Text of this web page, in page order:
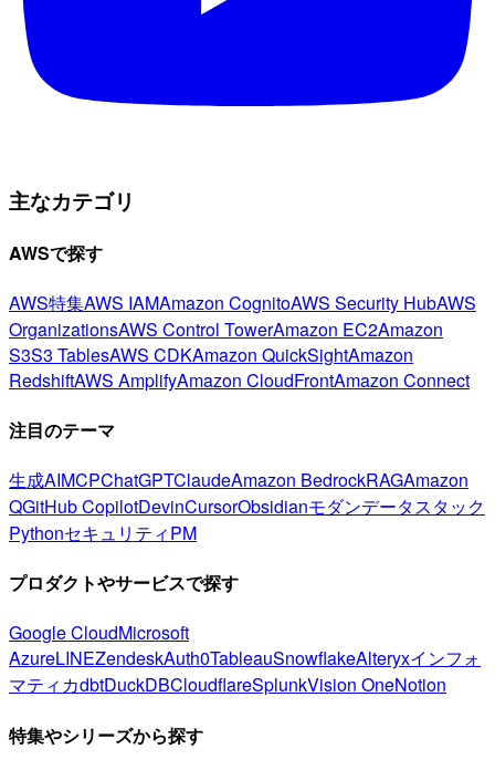
主なカテゴリ
AWSで探す
AWS特集AWS IAMAmazon CognitoAWS Security HubAWS
OrganizationsAWS Control TowerAmazon EC2Amazon
S3S3 TablesAWS CDKAmazon QuickSightAmazon
RedshiftAWS AmplifyAmazon CloudFrontAmazon Connect
注目のテーマ
生成AIMCPChatGPTClaudeAmazon BedrockRAGAmazon
QGitHub CopilotDevinCursorObsidianモダンデータスタック
PythonセキュリティPM
プロダクトやサービスで探す
Google CloudMicrosoft
AzureLINEZendeskAuth0TableauSnowflakeAlteryxインフォ
マティカdbtDuckDBCloudflareSplunkVision OneNotion
特集やシリーズから探す